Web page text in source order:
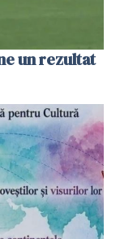
un rezultat